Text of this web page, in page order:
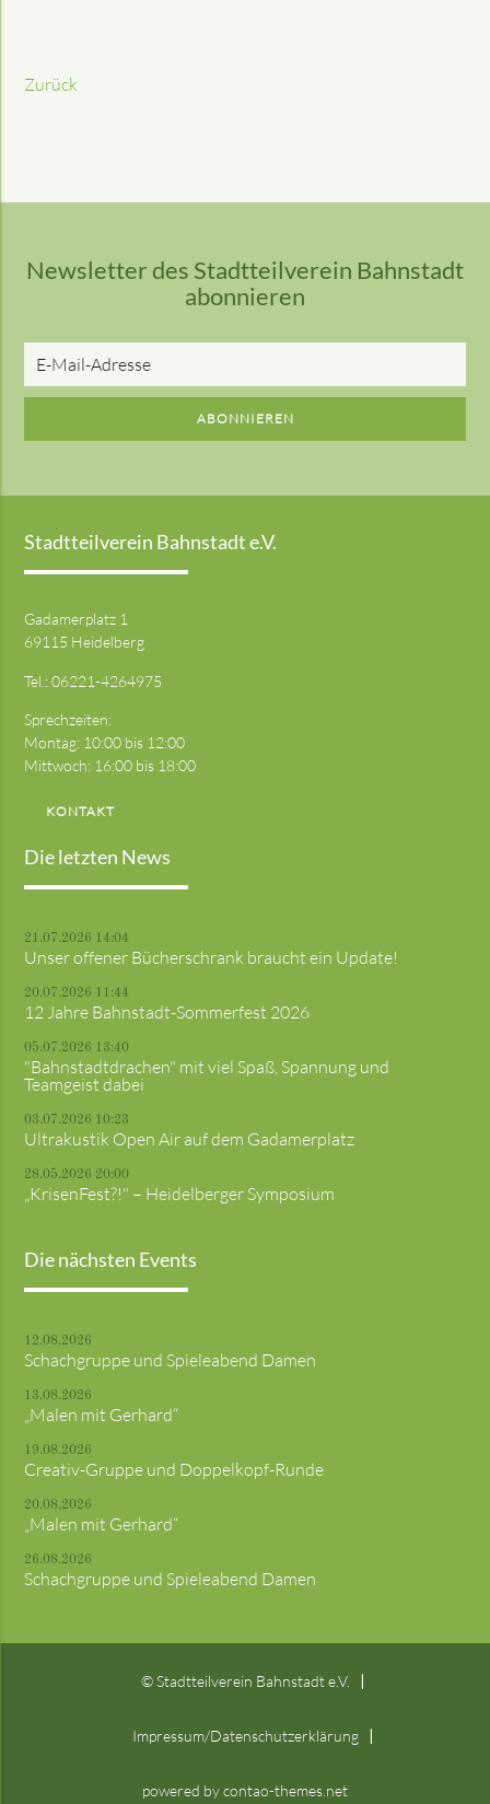
Zurück
Newsletter des Stadtteilverein Bahnstadt
abonnieren
ABONNIEREN
Stadtteilverein Bahnstadt e.V.
Gadamerplatz 1
69115 Heidelberg
Tel.:06221-4264975
Sprechzeiten:
Montag: 10:00 bis 12:00
Mittwoch: 16:00 bis 18:00
KONTAKT
Die letzten News
21.07.2026 14:04
Unser offener Bücherschrank braucht ein Update!
20.07.2026 11:44
12 Jahre Bahnstadt-Sommerfest 2026
05.07.2026 13:40
"Bahnstadtdrachen" mit viel Spaß, Spannung und
Teamgeist dabei
03.07.2026 10:23
Ultrakustik Open Air auf dem Gadamerplatz
28.05.2026 20:00
„KrisenFest?!" – Heidelberger Symposium
Die nächsten Events
12.08.2026
Schachgruppe und Spieleabend Damen
13.08.2026
„Malen mit Gerhard“
19.08.2026
Creativ-Gruppe und Doppelkopf-Runde
20.08.2026
„Malen mit Gerhard“
26.08.2026
Schachgruppe und Spieleabend Damen
© Stadtteilverein Bahnstadt e.V.
Impressum/Datenschutzerklärung
powered by contao-themes.net